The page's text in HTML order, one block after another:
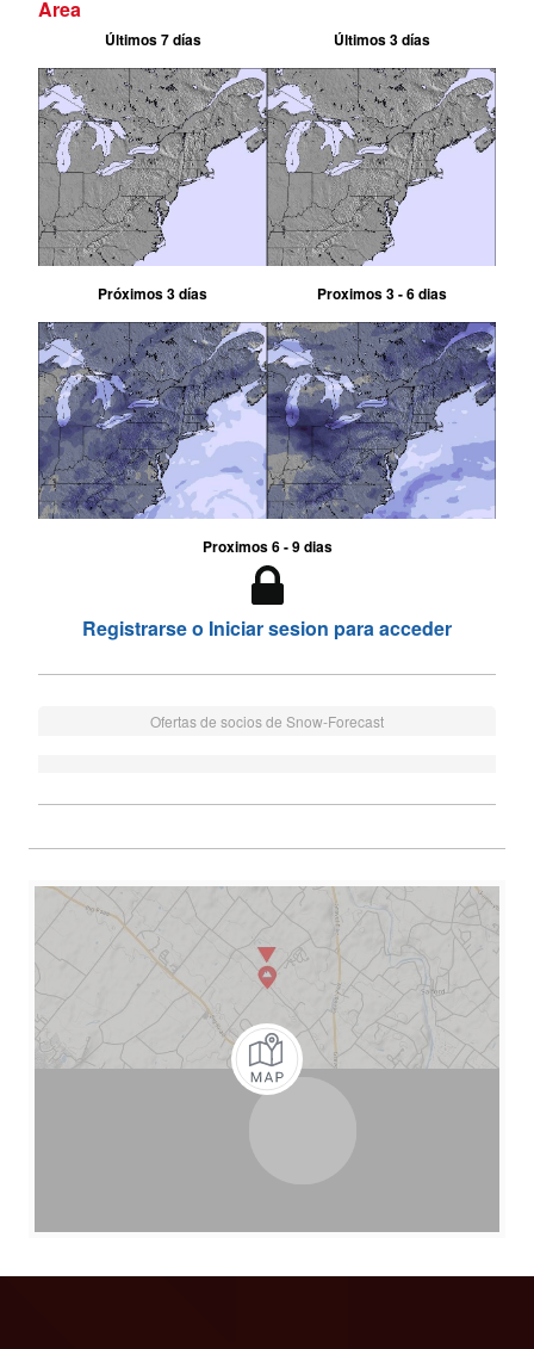
Area
Últimos 7 días Últimos 3 días
Próximos 3 días Proximos 3 - 6 dias
Proximos 6 - 9 dias
Registrarse o Iniciar sesion para acceder
Ofertas de socios de Snow-Forecast